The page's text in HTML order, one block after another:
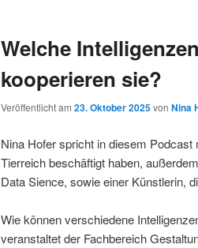
Welche
kooperieren sie?
Veröffentlicht am 23. Oktober 2025von Nina
Nina Hofer spricht in diesem
Tierreich beschäftigt haben,
Data Sience, sowie einer Künstlerin,
Wie können verschiedene
veranstaltet der Fachbereich